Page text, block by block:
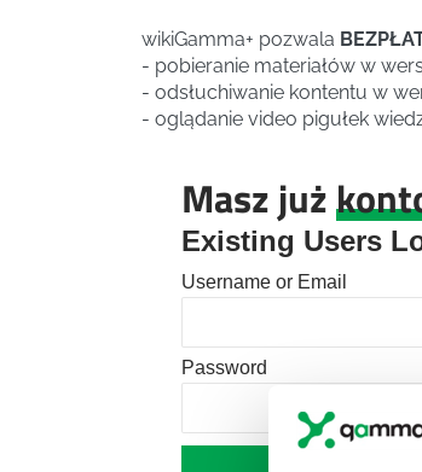
wikiGamma+ pozwala
- pobieranie materiałów w
- odsłuchiwanie kontentu w
- oglądanie video pigułek
Masz już
Existing Users
Username or Email
Password